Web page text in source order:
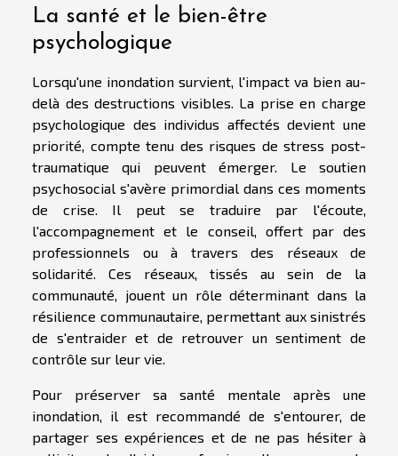
La santé et le bien-être
psychologique
Lorsqu'une inondation survient, l'impact va bien au-
delà des destructions visibles. La prise en charge
psychologique des individus affectés devient une
priorité, compte tenu des risques de stress post-
traumatique qui peuvent émerger. Le soutien
psychosocial s'avère primordial dans ces moments
de crise. Il peut se traduire par l'écoute,
l'accompagnement et le conseil, offert par des
professionnels ou à travers des réseaux de
solidarité. Ces réseaux, tissés au sein de la
communauté, jouent un rôle déterminant dans la
résilience communautaire, permettant aux sinistrés
de s'entraider et de retrouver un sentiment de
contrôle sur leur vie.
Pour préserver sa santé mentale après une
inondation, il est recommandé de s'entourer, de
partager ses expériences et de ne pas hésiter à